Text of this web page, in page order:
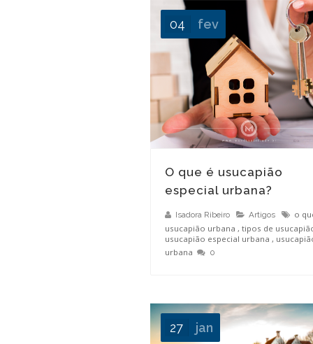
O que é usucapião
especial urbana?
Isadora Ribeiro Artigos
o
usucapião urbana , tipos de
usucapião especial urbana ,
urbana
0
04 fev
27 jan